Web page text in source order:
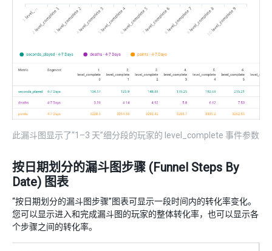
此漏斗图显示了“1–3 天”细分段的玩家的 level_complete 事件参数
按日期划分的漏斗图步骤 (Funnel Steps By
Date) 图表
“按日期划分的漏斗图步骤”图表可显示一段时间内的转化率变化。
您可以显示进入和完成漏斗图的玩家的整体转化率，也可以显示各
个步骤之间的转化率。